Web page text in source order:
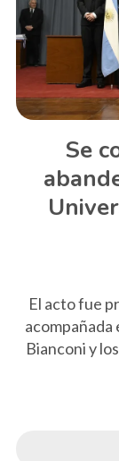
Se
El acto fue
Bianconi y